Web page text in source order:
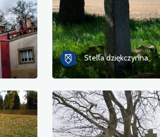
Stella dziękczynna